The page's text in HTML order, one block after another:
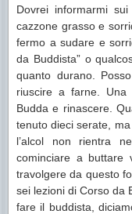
Dovrei informarmi
cazzone grasso e
fermo a sudare e
da Buddista” o
quanto durano.
riuscire a farne. Una
Budda e rinascere.
tenuto dieci serate,
l’alcol non rientra
cominciare a
travolgere da questo
sei lezioni di Corso da
fare il buddista,